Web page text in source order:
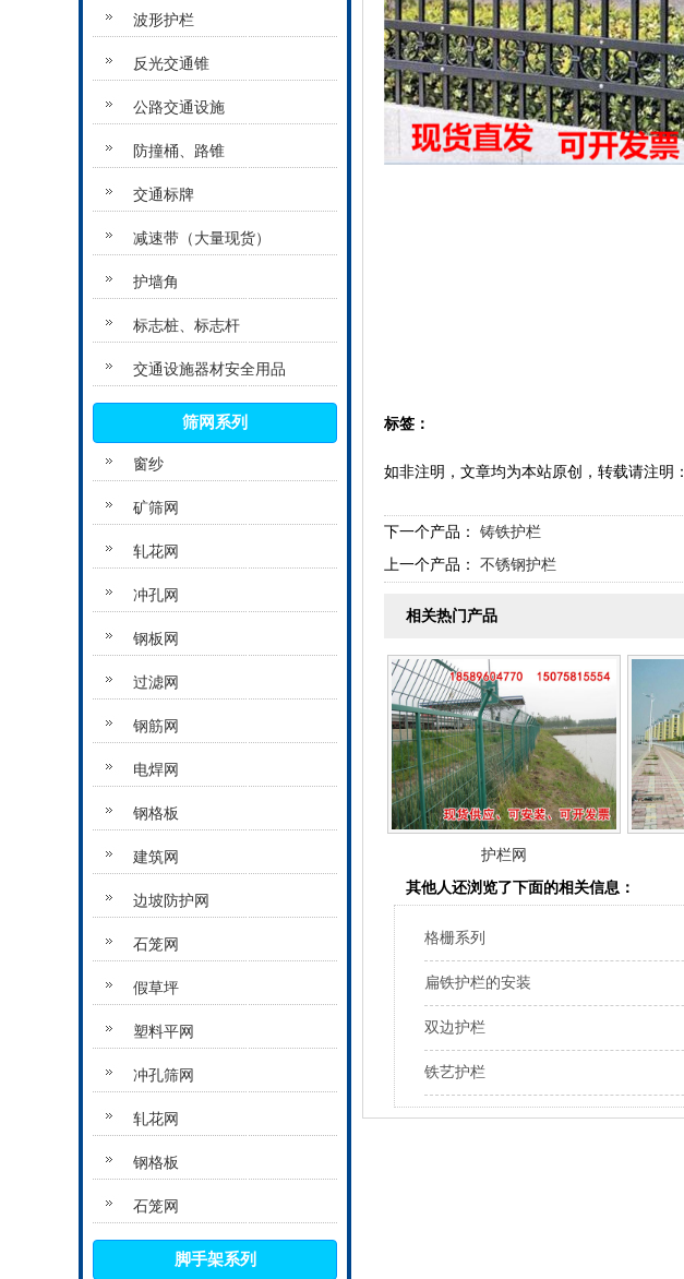
波形护栏
反光交通锥
公路交通设施
防撞桶、路锥
交通标牌
减速带（大量现货）
护墙角
标志桩、标志杆
交通设施器材安全用品
筛网系列
窗纱
矿筛网
轧花网
冲孔网
钢板网
过滤网
钢筋网
电焊网
钢格板
建筑网
边坡防护网
石笼网
假草坪
塑料平网
冲孔筛网
轧花网
钢格板
石笼网
脚手架系列
标签：
如非注明，文章均为本站原创，转载请注明：
下一个产品： 铸铁护栏
上一个产品： 不锈钢护栏
相关热门产品
护栏网
其他人还浏览了下面的相关信息：
格栅系列
扁铁护栏的安装
双边护栏
铁艺护栏